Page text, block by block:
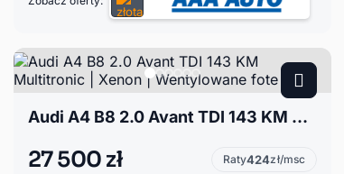
Audi A4 B8 2.0 Avant TDI 143 KM Multitronic | Xenon | Wentylowane fote
27 500 zł Raty424zł/msc